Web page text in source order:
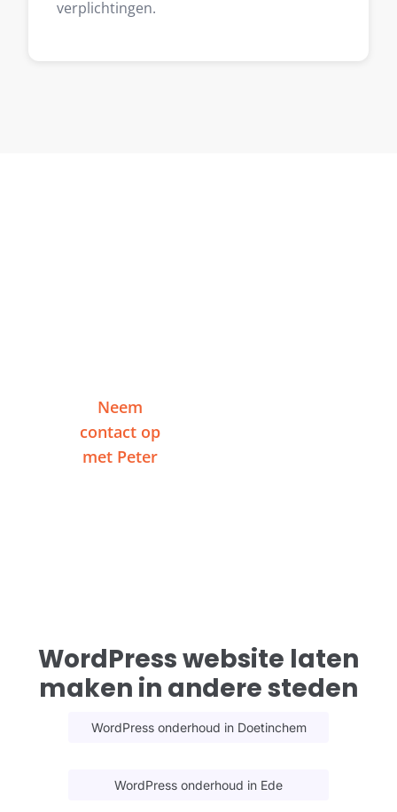
verplichtingen.
Neem
contact op
met Peter
WordPress website laten
maken in andere steden
WordPress onderhoud in Doetinchem
WordPress onderhoud in Ede